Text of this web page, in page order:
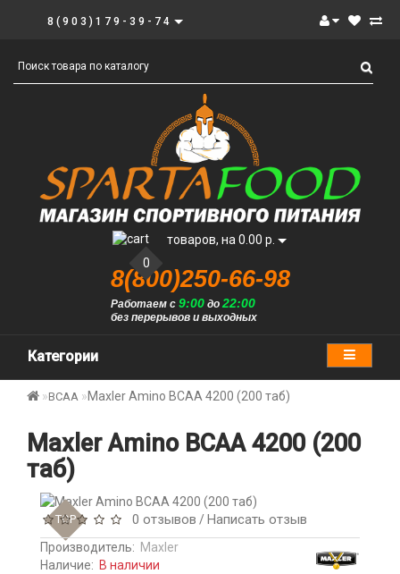
8(903)179-39-74
0
товаров, на 0.00 р.
8(800)250-66-98
Работаем с 9:00до 22:00
без перерывов и выходных
Категории
BCAA Maxler Amino BCAA 4200 (200 таб)
Maxler Amino BCAA 4200 (200
таб)
TOP 0 отзывов /Написать отзыв
Производитель: Maxler
Наличие: В наличии